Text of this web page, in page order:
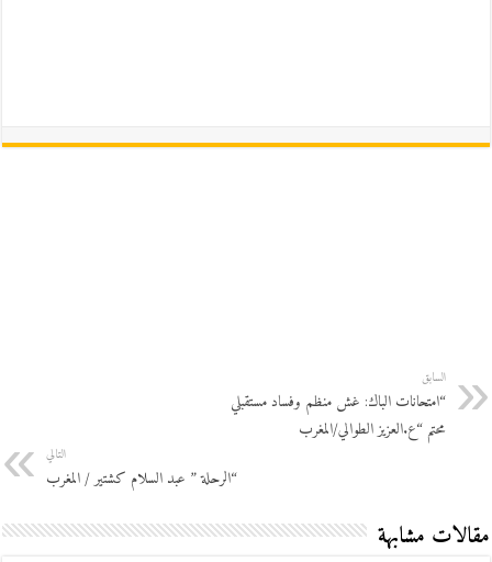
السابق
“امتحانات الباك: غش منظم وفساد مستقبلي
محتم “ع.العزيز الطوالي/المغرب
التالي
“الرحلة ” عبد السلام كشتير / المغرب
مقالات مشابهة